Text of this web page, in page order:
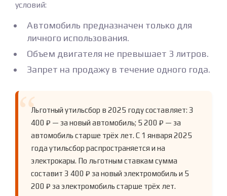
условий:
Автомобиль предназначен только для
личного использования.
Объем двигателя не превышает 3 литров.
Запрет на продажу в течение одного года.
Льготный утильсбор в 2025 году составляет: 3
400 ₽ — за новый автомобиль; 5 200 ₽ — за
автомобиль старше трёх лет. С 1 января 2025
года утильсбор распространяется и на
электрокары. По льготным ставкам сумма
составит 3 400 ₽ за новый электромобиль и 5
200 ₽ за электромобиль старше трёх лет.